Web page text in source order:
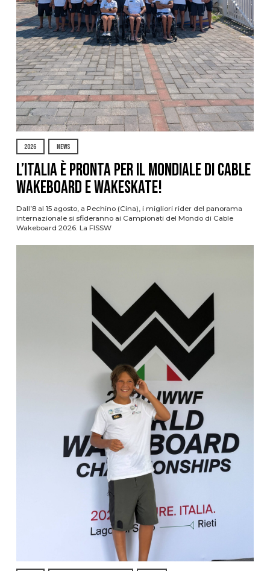
2026 NEWS
L’Italia è pronta per il Mondiale di Cable
Wakeboard e Wakeskate!
Dall’8 al 15 agosto, a Pechino (Cina), i migliori rider del panorama
internazionale si sfideranno ai Campionati del Mondo di Cable
Wakeboard 2026. La FISSW